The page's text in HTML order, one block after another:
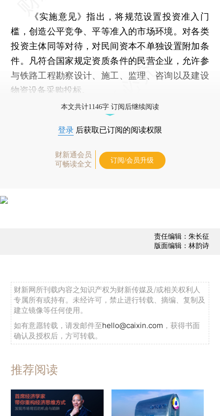
《实施意见》指出，将规范设置投资准入门
槛，创造公平竞争、平等准入的市场环境。对各类
投资主体同等对待，对民间资本不单独设置附加条
件。凡符合国家规定资质条件的民营企业，允许参
与铁路工程勘察设计、施工、监理、咨询以及建设
物资设备采购投标。
本文共计1146字 订阅后继续阅读
登录 后获取已订阅的阅读权限
财新通会员
可畅读全文
订阅/会员升级
责任编辑：朱长征
版面编辑：林韵诗
财新网所刊载内容之知识产权为财新传媒及/或相关权利人
专属所有或持有。未经许可，禁止进行转载、摘编、复制及
建立镜像等任何使用。
如有意愿转载，请发邮件至hello@caixin.com ，获得书面
确认及授权后，方可转载。
推荐阅读